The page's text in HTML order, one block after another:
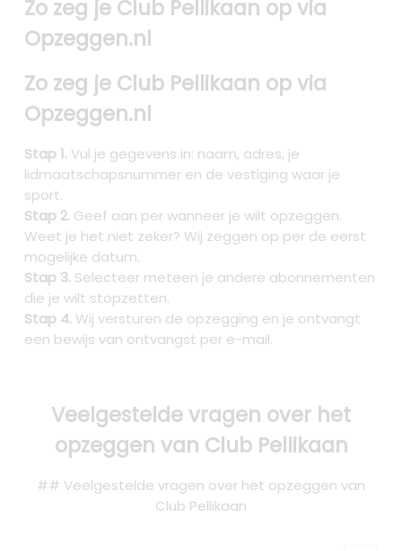
Zo zeg je Club Pellikaan op via
Opzeggen.nl
Zo zeg je Club Pellikaan op via
Opzeggen.nl
Stap 1. Vul je gegevens in: naam, adres, je
lidmaatschapsnummer en de vestiging waar je
sport.
Stap 2. Geef aan per wanneer je wilt opzeggen.
Weet je het niet zeker? Wij zeggen op per de eerst
mogelijke datum.
Stap 3. Selecteer meteen je andere abonnementen
die je wilt stopzetten.
Stap 4. Wij versturen de opzegging en je ontvangt
een bewijs van ontvangst per e-mail.
Veelgestelde vragen over het
opzeggen van Club Pellikaan
## Veelgestelde vragen over het opzeggen van
Club Pellikaan